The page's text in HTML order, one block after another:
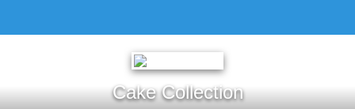
Cake Collection